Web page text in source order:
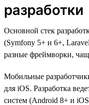
разработки
Основной стек
(Symfony 5+ и 6+,
разные фреймворки,
Мобильные
для iOS. Разработка
систем (Android 8+ и